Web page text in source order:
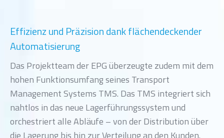
Effizienz und Präzision dank flächendeckender
Automatisierung
Das Projektteam der EPG überzeugte zudem mit dem
hohen Funktionsumfang seines Transport
Management Systems TMS. Das TMS integriert sich
nahtlos in das neue Lagerführungssystem und
orchestriert alle Abläufe – von der Distribution über
die Lagerung bis hin zur Verteilung an den Kunden.